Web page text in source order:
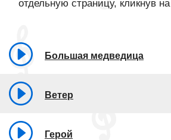
отдельную страницу, кликнув
Большая медведица
Ветер
Герой